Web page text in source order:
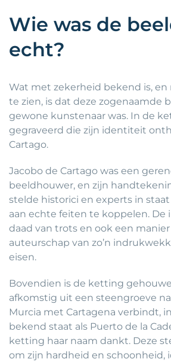
Wie was de
echt?
Wat met zekerheid bekend is,
te zien, is dat deze zogenaamde
gewone kunstenaar was. In de
gegraveerd die zijn identiteit
Cartago.
Jacobo de Cartago was een
beeldhouwer, en zijn
stelde historici en experts in
aan echte feiten te koppelen. De
daad van trots en ook een
auteurschap van zo’n
eisen.
Bovendien is de ketting
afkomstig uit een steengroeve
Murcia met Cartagena verbindt,
bekend staat als Puerto de la
ketting haar naam dankt. Deze
om zijn hardheid en schoonheid,